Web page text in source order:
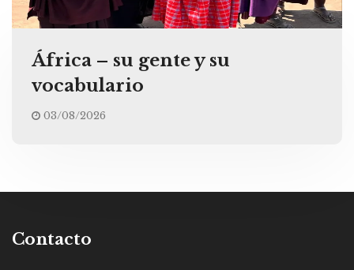
África – su gente y su
vocabulario
03/08/2026
Contacto